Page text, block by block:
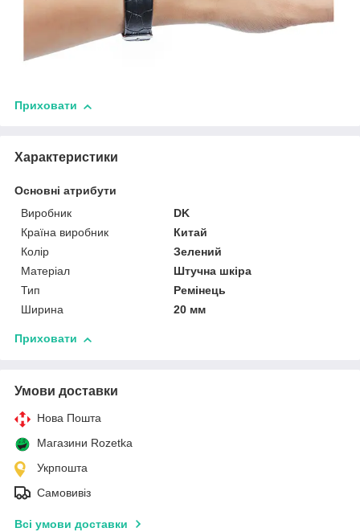
Приховати
Характеристики
Основні атрибути
Виробник
DK
Країна виробник
Китай
Колір
Зелений
Матеріал
Штучна шкіра
Тип
Ремінець
Ширина
20 мм
Приховати
Умови доставки
Нова Пошта
Магазини Rozetka
Укрпошта
Самовивіз
Всі умови доставки